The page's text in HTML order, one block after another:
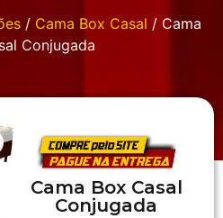
/ Cama Box Casal / Cama
Conjugada
Cama Box Casal
Conjugada